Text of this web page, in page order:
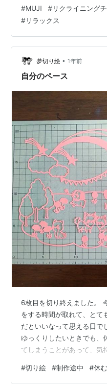
ポリエステル平織
ハイバックリクライニング
～134.5×高さ66.5～
織 12910985 無印良品
クラ…
#MUJI #リクライニング
#リラックス
夢切り絵 • 1年前
自分のペース
6枚目を切り終えました。
をする時間が取れて、とて
だといいなって思える日で
ゆっくりしたいときでも、
てしまうことがあって、気
るの、すごく嬉しいです。
人は特に、自分から休むっ
#切り絵 #制作途中 #休